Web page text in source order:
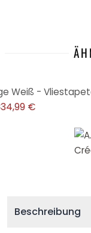
34,99 €
Beschreibung